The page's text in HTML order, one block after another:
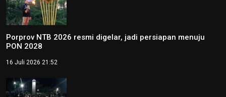
Porprov NTB 2026 resmi digelar, jadi persiapan menuju
PON 2028
16 Juli 2026 21:52